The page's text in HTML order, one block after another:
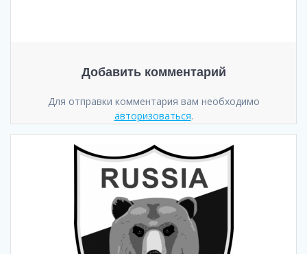
Добавить комментарий
Для отправки комментария вам необходимо
авторизоваться.